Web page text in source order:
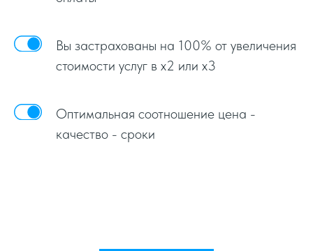
Вы застрахованы на 100% от увеличения
стоимости услуг в х2 или х3
Оптимальная соотношение цена -
качество - сроки